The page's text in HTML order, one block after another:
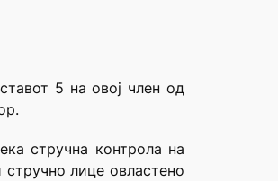
5 на овој член од
стручна контрола на
лице овластено